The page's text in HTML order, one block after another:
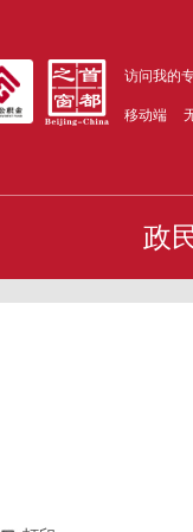
访问我的
移动端
政